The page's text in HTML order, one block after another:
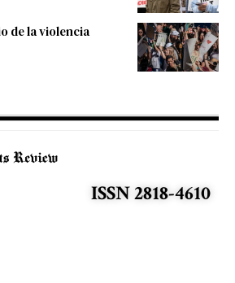
de la violencia
ISSN 2818-4610